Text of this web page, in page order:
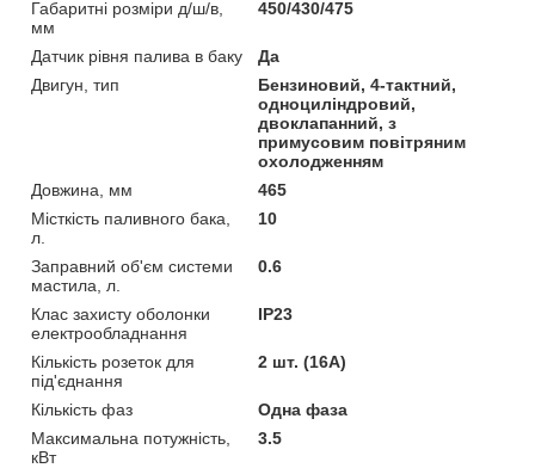
Габаритні розміри д/ш/в,
мм
450/430/475
Датчик рівня палива в баку
Да
Двигун, тип
Бензиновий, 4-тактний,
одноциліндровий,
двоклапанний, з
примусовим повітряним
охолодженням
Довжина, мм
465
Місткість паливного бака,
л.
10
Заправний об'єм системи
мастила, л.
0.6
Клас захисту оболонки
електрообладнання
IP23
Кількість розеток для
під'єднання
2 шт. (16А)
Кількість фаз
Одна фаза
Максимальна потужність,
кВт
3.5